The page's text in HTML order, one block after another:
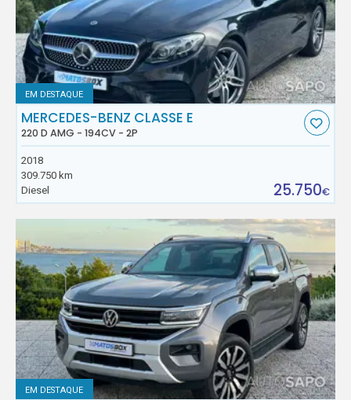
EM DESTAQUE
MERCEDES-BENZ CLASSE E
220 D AMG - 194CV - 2P
2018
309.750 km
Diesel
25.750€
EM DESTAQUE